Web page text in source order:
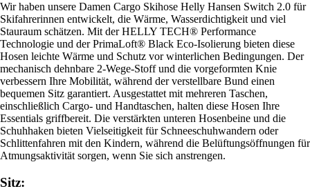
Wir haben unsere Damen Cargo Skihose Helly Hansen Switch 2.0 für
Skifahrerinnen entwickelt, die Wärme, Wasserdichtigkeit und viel
Stauraum schätzen. Mit der HELLY TECH® Performance
Technologie und der PrimaLoft® Black Eco-Isolierung bieten diese
Hosen leichte Wärme und Schutz vor winterlichen Bedingungen. Der
mechanisch dehnbare 2-Wege-Stoff und die vorgeformten Knie
verbessern Ihre Mobilität, während der verstellbare Bund einen
bequemen Sitz garantiert. Ausgestattet mit mehreren Taschen,
einschließlich Cargo- und Handtaschen, halten diese Hosen Ihre
Essentials griffbereit. Die verstärkten unteren Hosenbeine und die
Schuhhaken bieten Vielseitigkeit für Schneeschuhwandern oder
Schlittenfahren mit den Kindern, während die Belüftungsöffnungen für
Atmungsaktivität sorgen, wenn Sie sich anstrengen.
Sitz: